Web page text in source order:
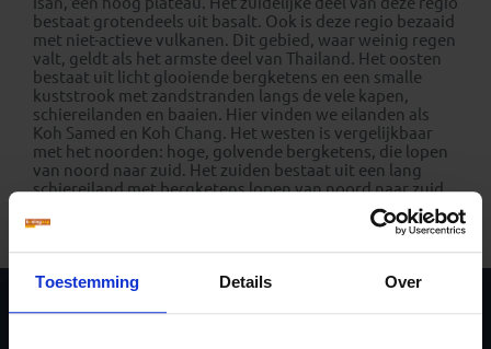
Toestemming Details Over
bestaat grotendeels uit basalt. Ook is deze regio bezaaid
met niet-actieve vulkanen. Dit gebied, waar weinig regen
valt, geldt als het armste deel van Thailand. Het oosten
bestaat uit licht glooiende bergketens en een smalle
kuststrook met zandstranden langs de vele kapen,
schiereilanden en baaien. Hier vinden we eilanden als
Koh Samed en Koh Chang. Het westen is vergelijkbaar
met het noorden: hoge, golvende bergketens, die lopen
van noord naar zuid. Het zuiden bestaat uit een lang
schiereiland met bergketens lopen van noord naar zuid
en steden en vakantieparadijzen als Koh Samui en
Phuket aan de kust.